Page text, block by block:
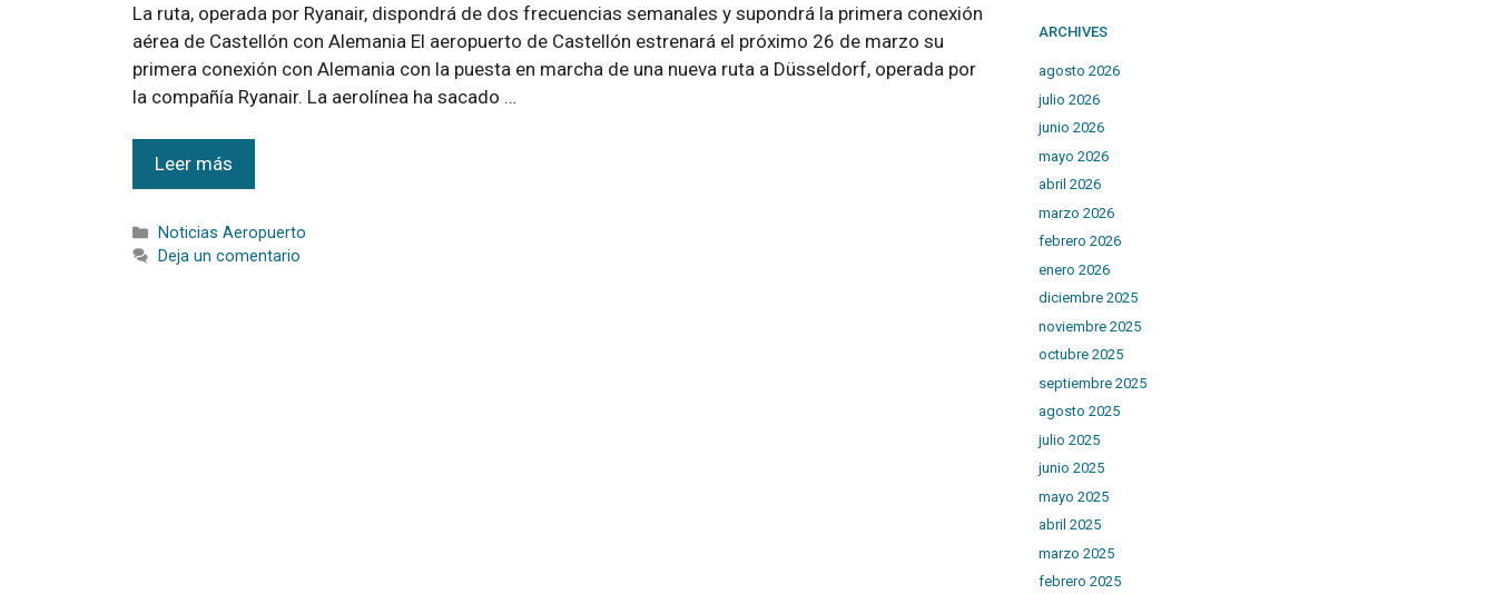
La ruta, operada por Ryanair, dispondrá de dos frecuencias semanales y supondrá la primera conexión
aérea de Castellón con Alemania El aeropuerto de Castellón estrenará el próximo 26 de marzo su
primera conexión con Alemania con la puesta en marcha de una nueva ruta a Düsseldorf, operada por
la compañía Ryanair. La aerolínea ha sacado …
Leer más
Noticias Aeropuerto
Deja un comentario
ARCHIVES
agosto 2026
julio 2026
junio 2026
mayo 2026
abril 2026
marzo 2026
febrero 2026
enero 2026
diciembre 2025
noviembre 2025
octubre 2025
septiembre 2025
agosto 2025
julio 2025
junio 2025
mayo 2025
abril 2025
marzo 2025
febrero 2025